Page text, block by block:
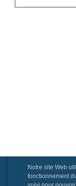
Notre site Web
fonctionnement